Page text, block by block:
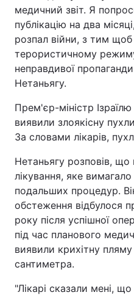
медичний звіт. Я
публікацію на два
розпал війни, з тим
терористичному
неправдивої
Нетаньягу.
Прем'єр-міністр
виявили злоякісну
За словами лікарів,
Нетаньягу розповів,
лікування, яке
подальших процедур.
обстеження відбулося
року після успішної
під час планового
виявили крихітну
сантиметра.
"Лікарі сказали мені,